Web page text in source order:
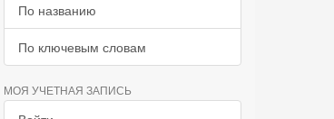
По названию
По ключевым словам
МОЯ УЧЕТНАЯ ЗАПИСЬ